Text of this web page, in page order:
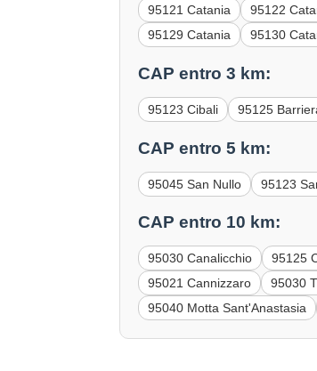
95121 Catania 95122
95129 Catania
95130
CAP entro 3 km:
95123 Cibali 95125
CAP entro 5 km:
95045 San Nullo 95123
CAP entro 10 km:
95030 Canalicchio 95125
95021 Cannizzaro
95030
95040 Motta Sant'Anastasia